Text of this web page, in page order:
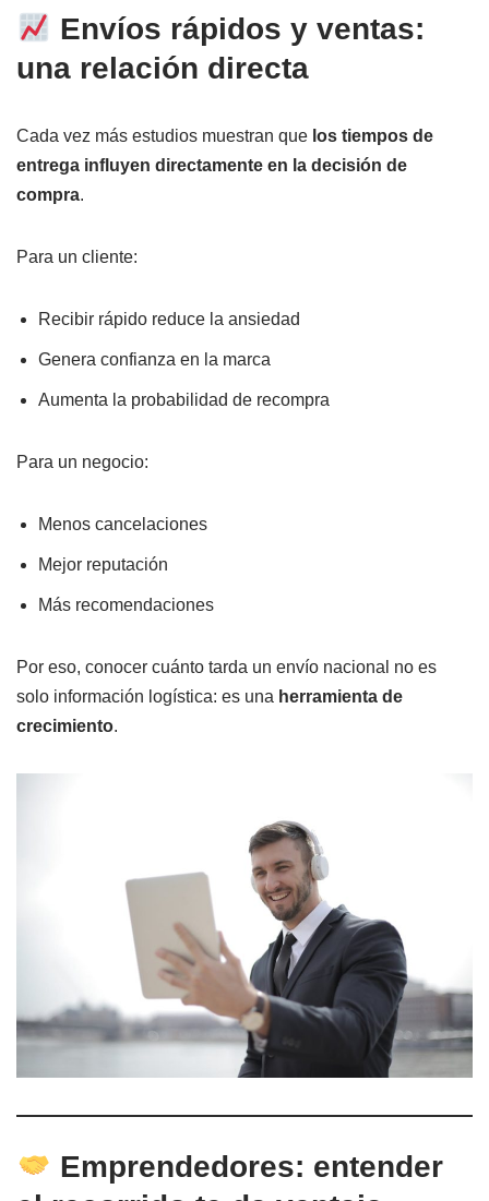
Envíos rápidos y ventas:
una relación directa
Cada vez más estudios muestran que los tiempos de
entrega influyen directamente en la decisión de
compra.
Para un cliente:
Recibir rápido reduce la ansiedad
Genera confianza en la marca
Aumenta la probabilidad de recompra
Para un negocio:
Menos cancelaciones
Mejor reputación
Más recomendaciones
Por eso, conocer cuánto tarda un envío nacional no es
solo información logística: es una herramienta de
crecimiento.
Emprendedores: entender